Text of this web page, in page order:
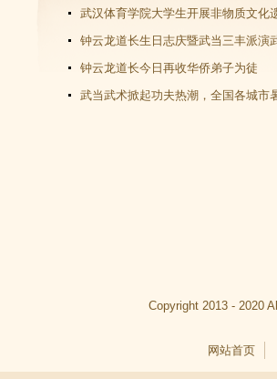
师千里赴武当会面
武汉体育学院大学生开展非物质文化
产（武当武术）调查活动
钟云龙道长生日志庆暨武当三丰派演
交流大会成功举办
钟云龙道长今日再收华侨弟子为徒
武当武术掀起功夫热潮，全国各城市
Copyright 2013 - 2020
网站首页